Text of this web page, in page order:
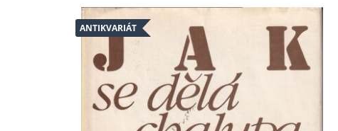
ANTIKVARIÁT